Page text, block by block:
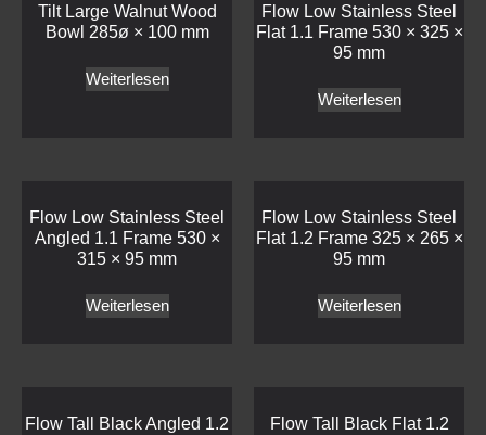
Tilt Large Walnut Wood
Bowl 285ø × 100 mm
Weiterlesen
Flow Low Stainless Steel
Flat 1.1 Frame 530 × 325 ×
95 mm
Weiterlesen
Flow Low Stainless Steel
Angled 1.1 Frame 530 ×
315 × 95 mm
Weiterlesen
Flow Low Stainless Steel
Flat 1.2 Frame 325 × 265 ×
95 mm
Weiterlesen
Flow Tall Black Angled 1.2
Flow Tall Black Flat 1.2